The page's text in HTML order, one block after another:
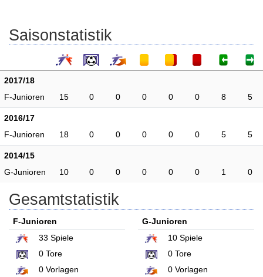
Saisonstatistik
2017/18
F-Junioren
15 0 0 0 0 0 8 5
2016/17
F-Junioren
18 0 0 0 0 0 5 5
2014/15
G-Junioren
10 0 0 0 0 0 1 0
Gesamtstatistik
F-Junioren
33 Spiele
0 Tore
0 Vorlagen
G-Junioren
10Spiele
0Tore
0Vorlagen